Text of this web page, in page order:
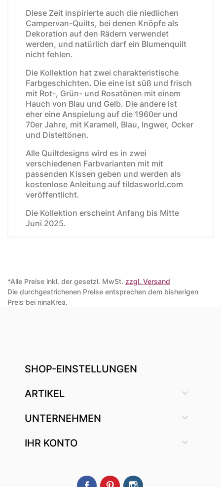
Diese Zeit inspirierte auch die niedlichen
Campervan-Quilts, bei denen Knöpfe als
Dekoration auf den Rädern verwendet
werden, und natürlich darf ein Blumenquilt
nicht fehlen.
Die Kollektion hat zwei charakteristische
Farbgeschichten. Die eine ist süß und frisch
mit Rot-, Grün- und Rosatönen mit einem
Hauch von Blau und Gelb. Die andere ist
eher eine Anspielung auf die 1960er und
70er Jahre, mit Karamell, Blau, Ingwer, Ocker
und Disteltönen.
Alle Quiltdesigns wird es in zwei
verschiedenen Farbvarianten mit mit
passenden Kissen geben und werden als
kostenlose Anleitung auf tildasworld.com
veröffentlicht.
Die Kollektion erscheint Anfang bis Mitte
Juni 2025.
*Alle Preise inkl. der gesetzl. MwSt. zzgl. Versand
Die durchgestrichenen Preise entsprechen dem bisherigen
Preis bei ninaKrea.
SHOP-EINSTELLUNGEN
ARTIKEL 
UNTERNEHMEN 
IHR KONTO 
FacebookPinterest